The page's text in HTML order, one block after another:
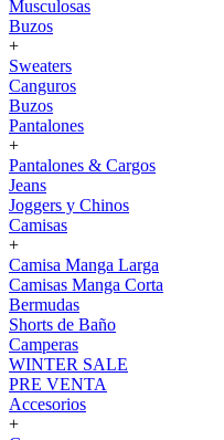
Musculosas
Buzos
+
Sweaters
Canguros
Buzos
Pantalones
+
Pantalones & Cargos
Jeans
Joggers y Chinos
Camisas
+
Camisa Manga Larga
Camisas Manga Corta
Bermudas
Shorts de Baño
Camperas
WINTER SALE
PRE VENTA
Accesorios
+